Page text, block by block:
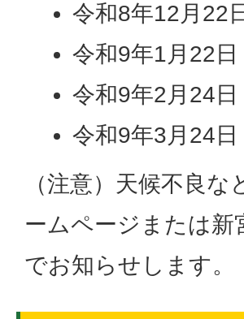
令和8年12月22
令和9年1月22日
令和9年2月24日
令和9年3月24日
（注意）天候不良
ームページまたは新
でお知らせします。